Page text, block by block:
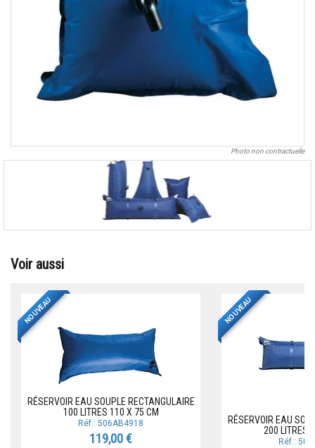
Photo non contractuelle
Voir aussi
NOUVEAU
RÉSERVOIR EAU SOUPLE RECTANGULAIRE
100 LITRES 110 X 75 CM
Réf.: 506AB4918
119,00 €
NOUVEAU
RÉSERVOIR EAU
200 LITRES
Réf.: